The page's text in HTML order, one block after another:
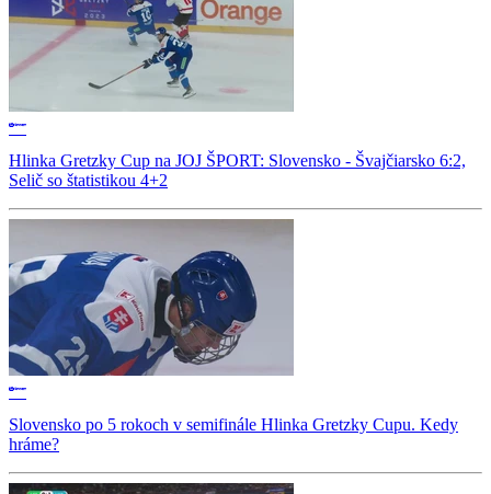
Hlinka Gretzky Cup na JOJ ŠPORT: Slovensko - Švajčiarsko 6:2,
Selič so štatistikou 4+2
Slovensko po 5 rokoch v semifinále Hlinka Gretzky Cupu. Kedy
hráme?